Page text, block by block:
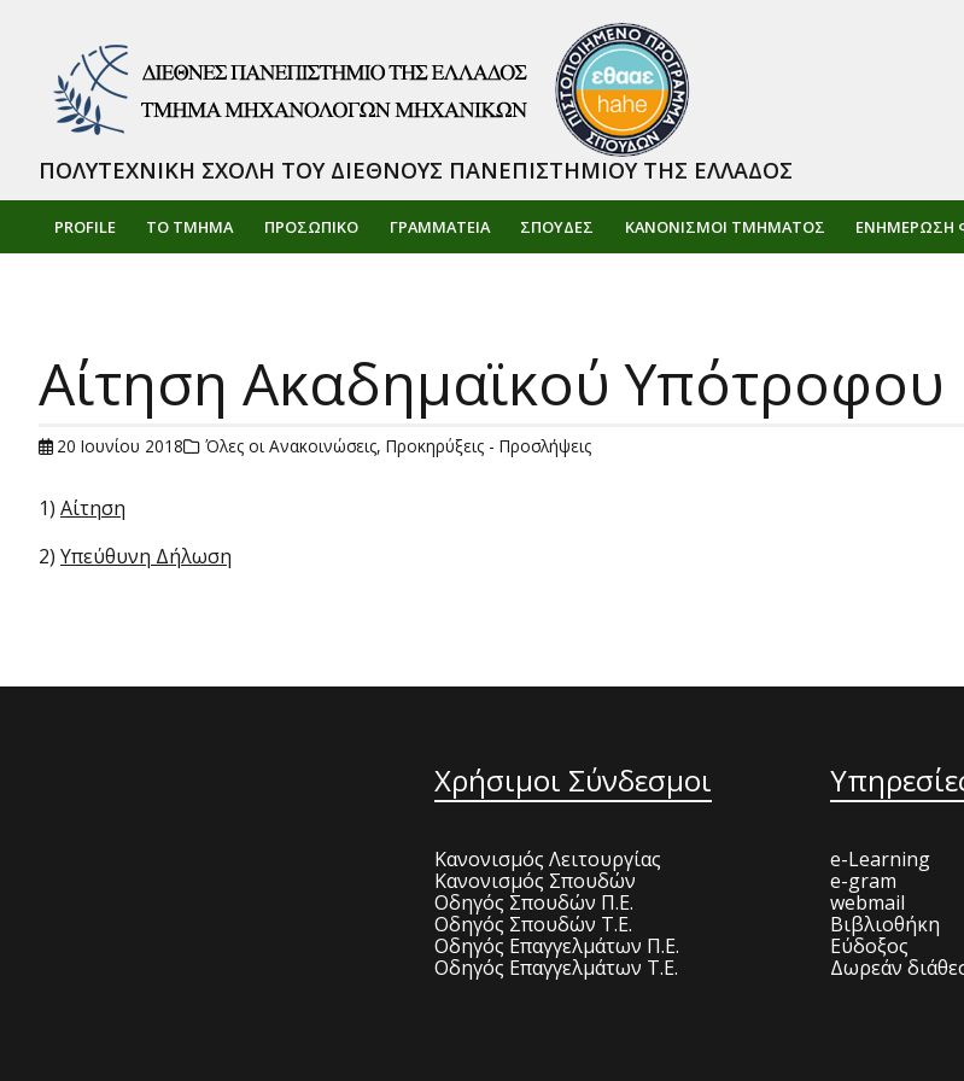
PROFILE ΤΟ ΤΜΗΜΑ ΠΡΟΣΩΠΙΚΌ ΓΡΑΜΜΑΤΕΙΑ ΣΠΟΥΔΕΣ ΚΑΝΟΝΙΣΜΟΙ ΤΜΗΜΑΤΟΣ ΕΝΗΜΈΡΩΣΗ
ΠΟΛΥΤΕΧΝΙΚΗ ΣΧΟΛΗ ΤΟΥ ΔΙΕΘΝΟΥΣ ΠΑΝΕΠΙΣΤΗΜΙΟΥ ΤΗΣ ΕΛΛΑΔΟΣ
Αίτηση Ακαδημαϊκού Υπότροφου
20 Ιουνίου 2018 Όλες οι Ανακοινώσεις, Προκηρύξεις - Προσλήψεις
1) Αίτηση
2) Υπεύθυνη Δήλωση
Χρήσιμοι Σύνδεσμοι
Κανονισμός Λειτουργίας
Κανονισμός Σπουδών
Οδηγός Σπουδών Π.Ε.
Οδηγός Σπουδών Τ.Ε.
Οδηγός Επαγγελμάτων Π.Ε.
Οδηγός Επαγγελμάτων Τ.Ε.
e-Learning
e-gram
webmail
Βιβλιοθήκη
Εύδοξος
Δωρεάν